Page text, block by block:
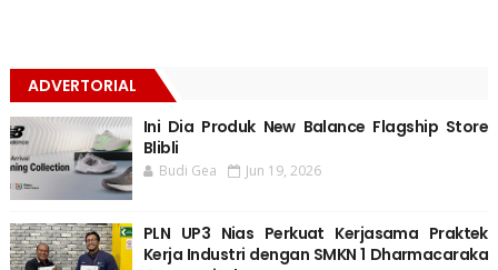
ADVERTORIAL
Ini Dia Produk New Balance Flagship Store
Blibli
Budi Gea Jun 19, 2026
PLN UP3 Nias Perkuat Kerjasama Praktek
Kerja Industri dengan SMKN 1 Dharmacaraka